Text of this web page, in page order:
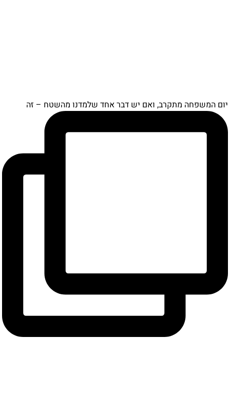
המשפחה מתקרב, ואם יש דבר אחד שלמדנו מהשטח – זה